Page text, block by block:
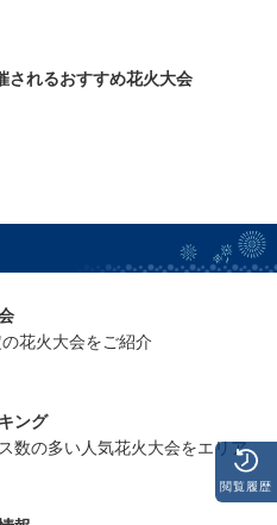
されるおすすめ花火大会
花火大会をご紹介
ング
数の多い人気花火大会をエリア
閲覧履歴